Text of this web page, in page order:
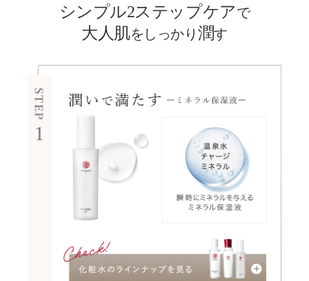
シンプル2ステップケアで
大人肌をしっかり 潤す